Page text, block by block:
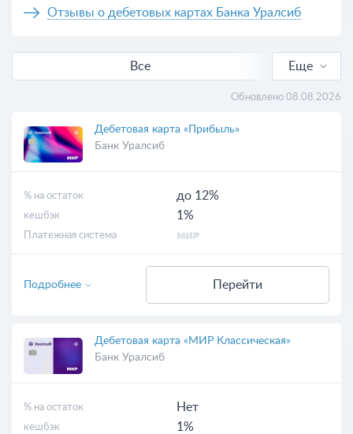
Отзывы о дебетовых картах Банка Уралсиб
Все
Выгодные
Еще
Обновлено 08.08.2026
Дебетовая карта «Прибыль»
Банк Уралсиб
% на остаток до 12%
кешбэк 1%
Платежная система
Перейти
Подробнее
Дебетовая карта «МИР Классическая»
Банк Уралсиб
% на остаток Нет
кешбэк 1%